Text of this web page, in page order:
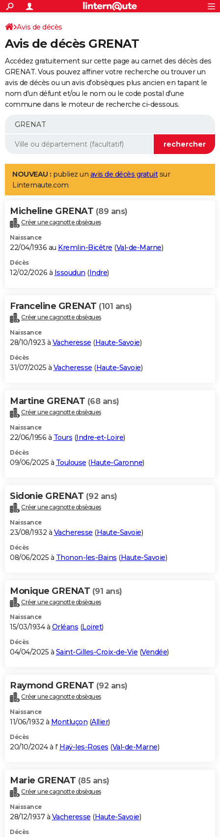
ACTUALITÉS
Politique
Société
Faits Divers
Education
Monde
Villes
+
SPORT
Coupe du monde 2026
Football
Tennis
Cyclisme
Rugby
Forum
Programme TV
TNT
Streaming
Cinéma
Sorties cinéma
Musique
+
FINANCE
Retraite
Epargne
Immobilier
Risques naturels par ville
Banque
Assurance
AUTO
Essais
Réserver un essai
Citadines
Berlines
SUV
Forum auto
+
Mobiles
Meilleur smartphone
Internet
Ordinateurs
Jeux vidéo
Guide high-tech
Aménagement intérieur
LIFESTYLE
Art de vivre
Bien-être
Loisirs
Mode
Modes de vie
Alimentation
Guide de la santé
Maladies
Médicaments
Sommeil
VOYAGE
Destinations
City break
Voyage nature
Voyage de noces
Forum
Climat
+PHOTO
GUIDES D'ACHAT
BONS PLANS
Carte de Noël
Carte Bonne année
Carte Saint-Valentin
Carte Pâques
Carte d'anniversaire
DICTIONNAIRE
Dictionnaire
Biographies
Citations
Expressions
Proverbes
PROGRAMME TV
S'inscrire
Se connecter
Lycées
Collèges
Primaires
Universités
Entreprises
Service militaire
Avis de recherche
AVIS DE DÉCÈS
Bricolage
Lifestyle
Culture
Sport
Auto
Television
Voyage
Cinema
Avis de décès
Avis de décès GRENAT
Accédez gratuitement sur cette page au carnet des décès des
GRENAT. Vous pouvez affiner votre recherche ou trouver un
avis de décès ou un avis d'obsèques plus ancien en tapant le
nom d'un défunt et/ou le nom ou le code postal d'une
commune dans le moteur de recherche ci-dessous.
NOUVEAU : publiez un avis de décès gratuitsur
Linternaute.com
Micheline GRENAT (89 ans)
Créer une cagnotte obsèques
Naissance
22/04/1936 au Kremlin-Bicêtre (Val-de-Marne)
Décès
12/02/2026 à Issoudun (Indre)
Franceline GRENAT (101 ans)
Créer une cagnotte obsèques
Naissance
28/10/1923 à Vacheresse (Haute-Savoie)
Décès
31/07/2025 à Vacheresse (Haute-Savoie)
Martine GRENAT (68 ans)
Créer une cagnotte obsèques
Naissance
22/06/1956 à Tours (Indre-et-Loire)
Décès
09/06/2025 à Toulouse (Haute-Garonne)
Sidonie GRENAT (92 ans)
Créer une cagnotte obsèques
Naissance
23/08/1932 à Vacheresse (Haute-Savoie)
Décès
08/06/2025 à Thonon-les-Bains (Haute-Savoie)
Monique GRENAT (91 ans)
Créer une cagnotte obsèques
Naissance
15/03/1934 à Orléans (Loiret)
Décès
04/04/2025 à Saint-Gilles-Croix-de-Vie (Vendée)
Raymond GRENAT (92 ans)
Créer une cagnotte obsèques
Naissance
11/06/1932 à Montluçon (Allier)
Décès
20/10/2024 à l' Haÿ-les-Roses (Val-de-Marne)
Marie GRENAT (85 ans)
Créer une cagnotte obsèques
Naissance
28/12/1937 à Vacheresse (Haute-Savoie)
Décès